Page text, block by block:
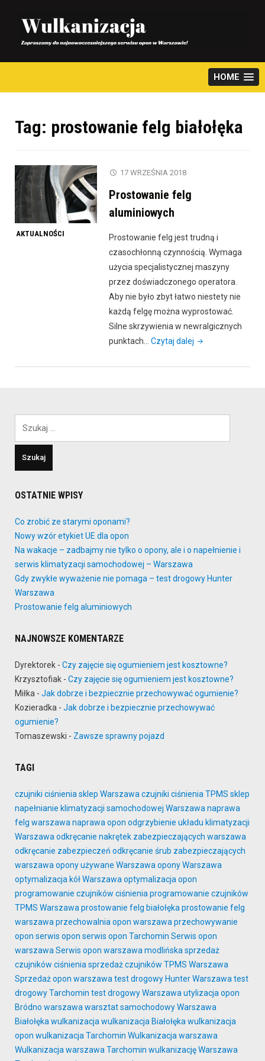
content
HOME
Tag: prostowanie felg białołęka
AKTUALNOŚCI
17 WRZEŚNIA 2018
Prostowanie felg
aluminiowych
Prostowanie felg jest trudną i
czasochłonną czynnością. Wymaga
użycia specjalistycznej maszyny
przez doświadczonego operatora.
Aby nie było zbyt łatwo niestety nie
każdą felgę można wyprostować.
Silne skrzywienia w newralgicznych
punktach…Czytaj dalej "Prostowanie
aluminiowych"
OSTATNIE WPISY
Co zrobić ze starymi oponami?
Nowy wzór etykiet UE dla opon
Na wakacje – zadbajmy nie tylko o opony, ale i o napełnienie i
serwis klimatyzacji samochodowej – Warszawa
Gdy zwykłe wyważenie nie pomaga – test drogowy Hunter
Warszawa
Prostowanie felg aluminiowych
NAJNOWSZE KOMENTARZE
Dyrektorek - Czy zajęcie się ogumieniem jest kosztowne?
Krzysztofiak - Czy zajęcie się ogumieniem jest kosztowne?
Miłka - Jak dobrze i bezpiecznie przechowywać ogumienie?
Kozieradka - Jak dobrze i bezpiecznie przechowywać
ogumienie?
Tomaszewski - Zawsze sprawny pojazd
TAGI
czujniki ciśnienia sklep Warszawa czujniki ciśnienia TPMS sklep
napełnianie klimatyzacji samochodowej Warszawa naprawa
felg warszawa naprawa opon odgrzybienie układu klimatyzacji
Warszawa odkręcanie nakrętek zabezpieczających warszawa
odkręcanie zabezpieczeń odkręcanie śrub zabezpieczających
warszawa opony używane Warszawa opony Warszawa
optymalizacja kół Warszawa optymalizacja opon
programowanie czujników ciśnienia programowanie czujników
TPMS Warszawa prostowanie felg białołęka prostowanie felg
warszawa przechowalnia opon warszawa przechowywanie
opon serwis opon serwis opon Tarchomin Serwis opon
warszawa Serwis opon warszawa modlińska sprzedaż
czujników ciśnienia sprzedaż czujników TPMS Warszawa
Sprzedaż opon warszawa test drogowy Hunter Warszawa test
drogowy Tarchomin test drogowy Warszawa utylizacja opon
Bródno warszawa warsztat samochodowy Warszawa
Białołęka wulkanizacja wulkanizacja Białołęka wulkanizacja
opon wulkanizacja Tarchomin Wulkanizacja warszawa
Wulkanizacja warszawa Tarchomin wulkanizację Warszawa